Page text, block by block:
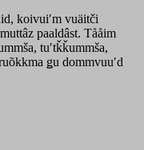
koivuiʹm vuäitči
paaldâst. Tååim
tuʹtǩǩummša,
ǥu dommvuuʹd